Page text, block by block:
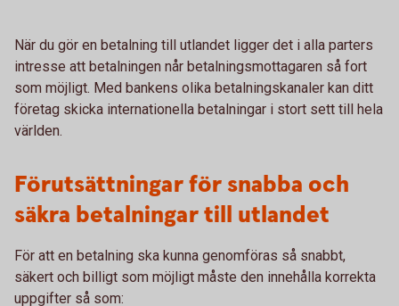
När du gör en betalning till utlandet ligger det i alla parters
intresse att betalningen når betalningsmottagaren så fort
som möjligt. Med bankens olika betalningskanaler kan ditt
företag skicka internationella betalningar i stort sett till hela
världen.
Förutsättningar för snabba och
säkra betalningar till utlandet
För att en betalning ska kunna genomföras så snabbt,
säkert och billigt som möjligt måste den innehålla korrekta
uppgifter så som: